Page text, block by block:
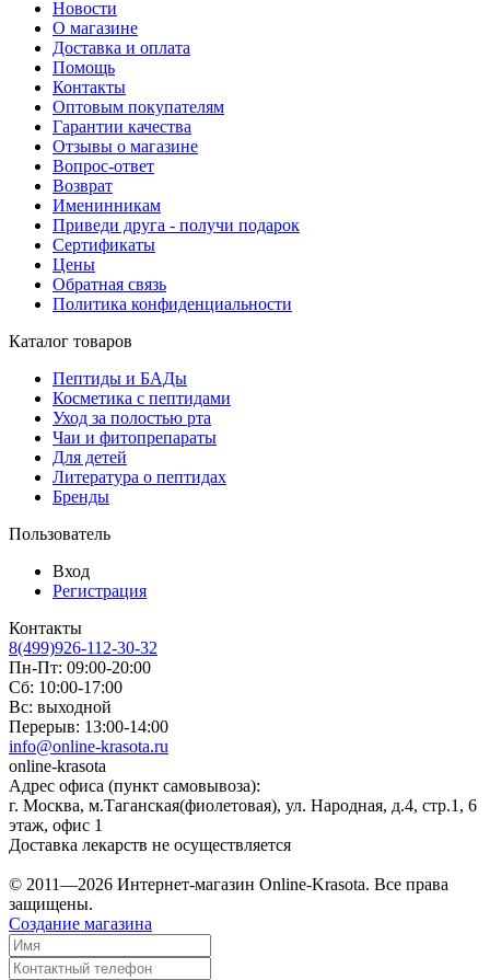
Новости
О магазине
Доставка и оплата
Помощь
Контакты
Оптовым покупателям
Гарантии качества
Отзывы о магазине
Вопрос-ответ
Возврат
Именинникам
Приведи друга - получи подарок
Сертификаты
Цены
Обратная связь
Политика конфиденциальности
Каталог товаров
Пептиды и БАДы
Косметика с пептидами
Уход за полостью рта
Чаи и фитопрепараты
Для детей
Литература о пептидах
Бренды
Пользователь
Вход
Регистрация
Контакты
8(499)926-112-30-32
Пн-Пт: 09:00-20:00
Сб: 10:00-17:00
Вс: выходной
Перерыв: 13:00-14:00
info@online-krasota.ru
online-krasota
Адрес офиса (пункт самовывоза):
г. Москва, м.Таганская(фиолетовая), ул. Народная, д.4, стр.1, 6
этаж, офис 1
Доставка лекарств не осуществляется
© 2011—2026 Интернет-магазин Online-Krasota. Все права
защищены.
Создание магазина